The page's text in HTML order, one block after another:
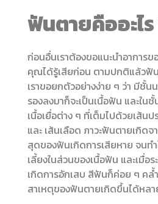
ฟันตายคืออะไร
ก่อนอื่นเราต้องขอแนะนำอาการข
คุณได้รู้เสียก่อน ตามปกติแล้วฟั
เราขอยกตัวอย่างง่าย ๆ ว่า มีชั้
รองลงมาก็จะเป็นเนื้อฟัน และใน
เนื้อเยื่อต่าง ๆ ที่เต็มไปด้วยเส้นป
และ เส้นเลือด ภาวะฟันตายเกิดจ
สุดของฟันเกิดการเสียหาย จนทำ
เลี้ยงในส่วนของเนื้อฟัน และเมื่อร
เกิดการอักเสบ สีฟันก็ค่อย ๆ คล้
สาเหตุของฟันตายเกิดขึ้นได้หลา